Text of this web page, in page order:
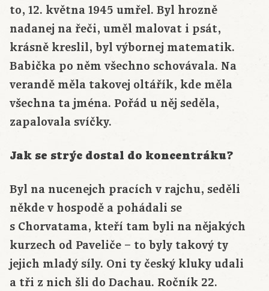
to, 12. května 1945 umřel. Byl hrozně
nadanej na řeči, uměl malovat i psát,
krásně kreslil, byl výbornej matematik.
Babička po něm všechno schovávala. Na
verandě měla takovej oltářík, kde měla
všechna ta jména. Pořád u něj seděla,
zapalovala svíčky.
Jak se strýc dostal do koncentráku?
Byl na nucenejch pracích v rajchu, seděli
někde v hospodě a pohádali se
s Chorvatama, kteří tam byli na nějakých
kurzech od Paveliče – to byly takový ty
jejich mladý síly. Oni ty český kluky udali
a tři z nich šli do Dachau. Ročník 22.